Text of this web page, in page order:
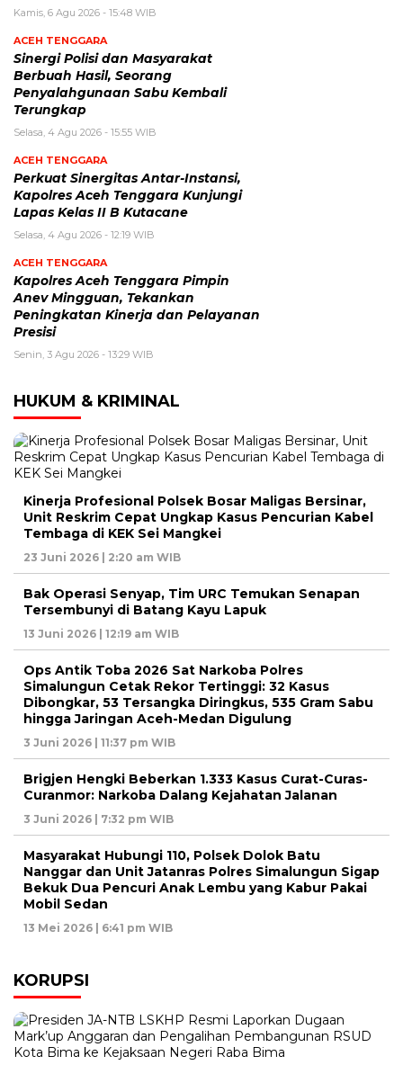
Kamis, 6 Agu 2026 - 15:48 WIB
ACEH TENGGARA
Sinergi Polisi dan Masyarakat
Berbuah Hasil, Seorang
Penyalahgunaan Sabu Kembali
Terungkap
Selasa, 4 Agu 2026 - 15:55 WIB
ACEH TENGGARA
Perkuat Sinergitas Antar-Instansi,
Kapolres Aceh Tenggara Kunjungi
Lapas Kelas II B Kutacane
Selasa, 4 Agu 2026 - 12:19 WIB
ACEH TENGGARA
Kapolres Aceh Tenggara Pimpin
Anev Mingguan, Tekankan
Peningkatan Kinerja dan Pelayanan
Presisi
Senin, 3 Agu 2026 - 13:29 WIB
HUKUM & KRIMINAL
Kinerja Profesional Polsek Bosar Maligas Bersinar,
Unit Reskrim Cepat Ungkap Kasus Pencurian Kabel
Tembaga di KEK Sei Mangkei
23 Juni 2026 | 2:20 am WIB
Bak Operasi Senyap, Tim URC Temukan Senapan
Tersembunyi di Batang Kayu Lapuk
13 Juni 2026 | 12:19 am WIB
Ops Antik Toba 2026 Sat Narkoba Polres
Simalungun Cetak Rekor Tertinggi: 32 Kasus
Dibongkar, 53 Tersangka Diringkus, 535 Gram Sabu
hingga Jaringan Aceh-Medan Digulung
3 Juni 2026 | 11:37 pm WIB
Brigjen Hengki Beberkan 1.333 Kasus Curat-Curas-
Curanmor: Narkoba Dalang Kejahatan Jalanan
3 Juni 2026 | 7:32 pm WIB
Masyarakat Hubungi 110, Polsek Dolok Batu
Nanggar dan Unit Jatanras Polres Simalungun Sigap
Bekuk Dua Pencuri Anak Lembu yang Kabur Pakai
Mobil Sedan
13 Mei 2026 | 6:41 pm WIB
KORUPSI